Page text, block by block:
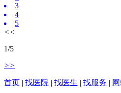
3
4
5
<<
1/5
>>
首页 | 找医院 | 找医生 | 找服务 |